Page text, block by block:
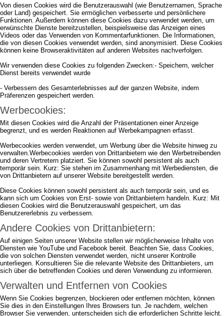
Von diesen Cookies wird die Benutzerauswahl (wie Benutzernamen, Sprache
oder Land) gespeichert. Sie ermöglichen verbesserte und persönlichere
Funktionen. Außerdem können diese Cookies dazu verwendet werden, um
erwünschte Dienste bereitzustellen, beispielsweise das Anzeigen eines
Videos oder das Verwenden von Kommentarfunktionen. Die Informationen,
die von diesen Cookies verwendet werden, sind anonymisiert. Diese Cookies
können keine Browseraktivitäten auf anderen Websites nachverfolgen.
Wir verwenden diese Cookies zu folgenden Zwecken:- Speichern, welcher
Dienst bereits verwendet wurde
- Verbessern des Gesamterlebnisses auf der ganzen Website, indem
Präferenzen gespeichert werden.
Werbecookies:
Mit diesen Cookies wird die Anzahl der Präsentationen einer Anzeige
begrenzt, und es werden Reaktionen auf Werbekampagnen erfasst.
Werbecookies werden verwendet, um Werbung über die Website hinweg zu
verwalten.Werbecookies werden von Drittanbietern wie den Werbetreibenden
und deren Vertretern platziert. Sie können sowohl persistent als auch
temporär sein. Kurz: Sie stehen im Zusammenhang mit Werbediensten, die
von Drittanbietern auf unserer Website bereitgestellt werden.
Diese Cookies können sowohl persistent als auch temporär sein, und es
kann sich um Cookies von Erst- sowie von Drittanbietern handeln. Kurz: Mit
diesen Cookies wird die Benutzerauswahl gespeichert, um das
Benutzererlebnis zu verbessern.
Andere Cookies von Drittanbietern:
Auf einigen Seiten unserer Website stellen wir möglicherweise Inhalte von
Diensten wie YouTube und Facebook bereit. Beachten Sie, dass Cookies,
die von solchen Diensten verwendet werden, nicht unserer Kontrolle
unterliegen. Konsultieren Sie die relevante Website des Drittanbieters, um
sich über die betreffenden Cookies und deren Verwendung zu informieren.
Verwalten und Entfernen von Cookies
Wenn Sie Cookies begrenzen, blockieren oder entfernen möchten, können
Sie dies in den Einstellungen Ihres Browsers tun. Je nachdem, welchen
Browser Sie verwenden, unterscheiden sich die erforderlichen Schritte leicht.